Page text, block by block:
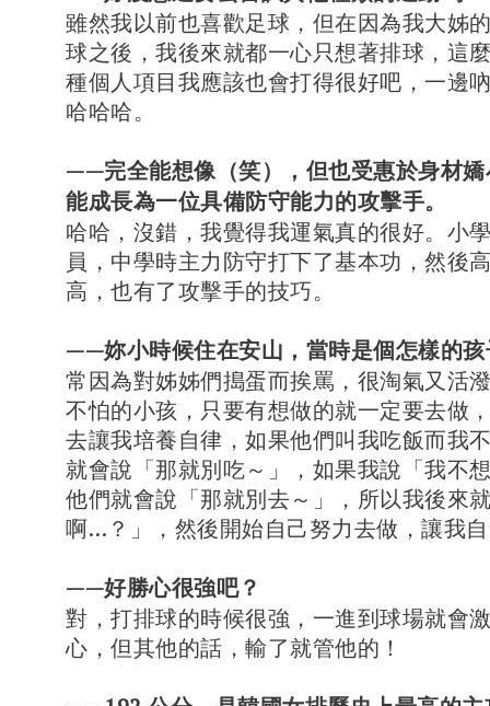
雖然我以前也喜歡足球，但在因為我大姊
球之後，我後來就都一心只想著排球，這
種個人項目我應該也會打得很好吧，一邊
哈哈哈。
——完全能想像（笑），但也受惠於身材
能成長為一位具備防守能力的攻擊手。
哈哈，沒錯，我覺得我運氣真的很好。小
員，中學時主力防守打下了基本功，然後
高，也有了攻擊手的技巧。
——妳小時候住在安山，當時是個怎樣的孩
常因為對姊姊們搗蛋而挨罵，很淘氣又活
不怕的小孩，只要有想做的就一定要去做
去讓我培養自律，如果他們叫我吃飯而我
就會說「那就別吃～」，如果我說「我不
他們就會說「那就別去～」，所以我後來
啊…？」，然後開始自己努力去做，讓我
——好勝心很強吧？
對，打排球的時候很強，一進到球場就會
心，但其他的話，輸了就管他的！